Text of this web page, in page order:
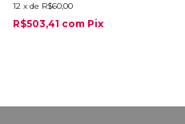
12 x de R$60,00
R$503,41 com Pix